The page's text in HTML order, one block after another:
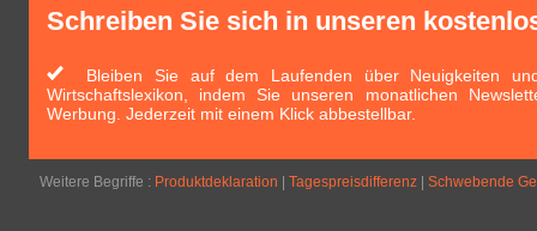
Schreiben Sie sich in unseren
Bleiben Sie auf dem Laufenden über Neuigkeiten
Wirtschaftslexikon, indem Sie unseren monatlichen
Werbung. Jederzeit mit einem Klick abbestellbar.
Weitere Begriffe : Produktdeklaration Tagespreisdifferenz Schwebende